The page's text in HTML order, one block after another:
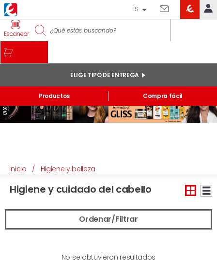
IDENTIFÍCATE
Pedidos online
Mis productos comprados en tienda y online
Listas
ES
Escanear
Productos
ELIGE TIPO DE ENTREGA
Compra fácil
Inicio / Higiene y belleza
Higiene y cuidado del cabello
Ordenar/Filtrar
No se obtuvieron resultados